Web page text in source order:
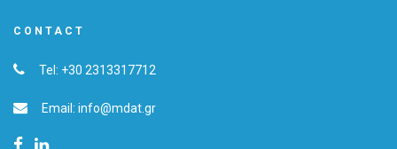
CONTACT
Tel: +30 2313317712
Email: info@mdat.gr